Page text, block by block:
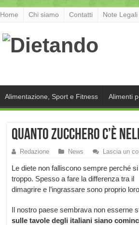
Home Chi siamo Contatti Note Legali
Alimentazione, Sport e Fitness Alimenti
Quanto zucchero c’è
Redazione News Lascia un
Le diete non falliscono sempre perché
troppo. Spesso a fare la differenza tra il
dimagrire e l’ingrassare sono proprio
Il nostro paese sembrava non esserne
sulle tavole degli italiani siano